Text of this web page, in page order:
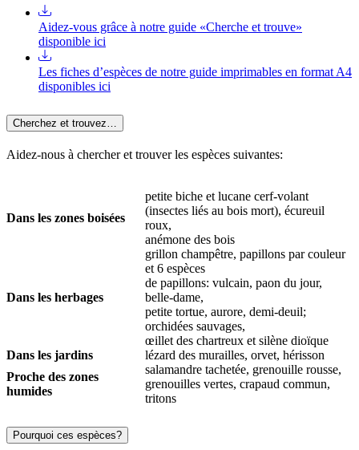
Aidez-vous grâce à notre guide «Cherche et trouve»
disponible ici
Les fiches d’espèces de notre guide imprimables en format A4
disponibles ici
Cherchez et trouvez…
Aidez-nous à chercher et trouver les espèces suivantes:
Dans les zones boisées
petite biche et lucane cerf-volant
(insectes liés au bois mort), écureuil
roux,
anémone des bois
Dans les herbages
grillon champêtre, papillons par couleur
et 6 espèces
de papillons: vulcain, paon du jour,
belle-dame,
petite tortue, aurore, demi-deuil;
orchidées sauvages,
œillet des chartreux et silène dioïque
Dans les jardins
lézard des murailles, orvet, hérisson
Proche des zones
humides
salamandre tachetée, grenouille rousse,
grenouilles vertes, crapaud commun,
tritons
Pourquoi ces espèces?